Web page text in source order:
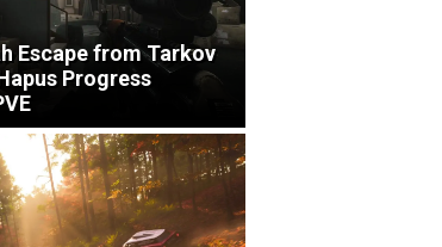
Escape from Tarkov
Progress